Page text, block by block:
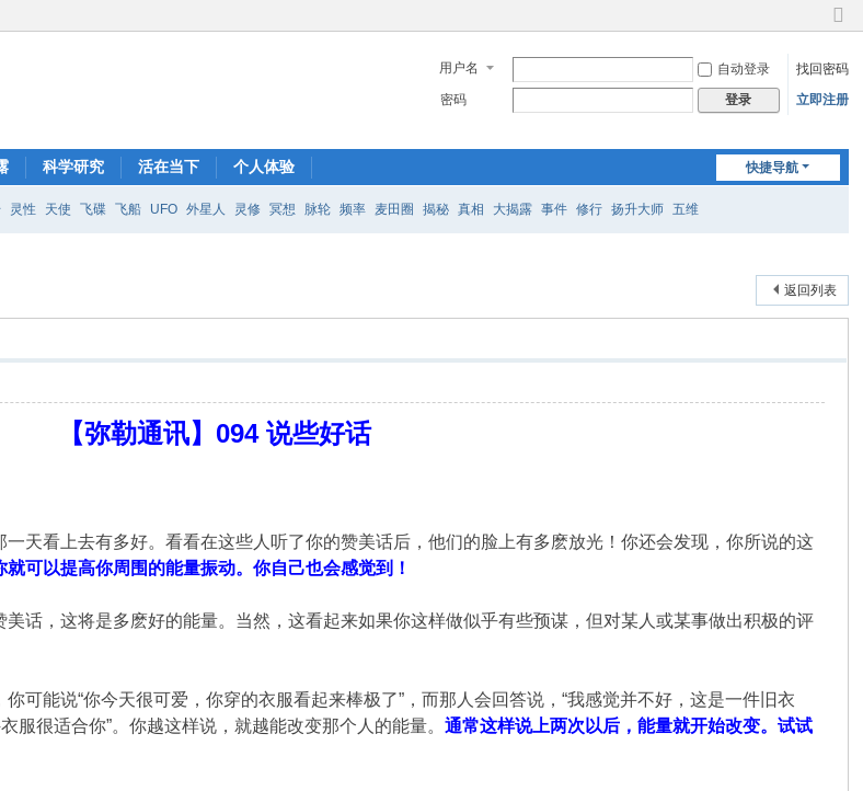
切
到
窄
用户名 自动登录
找回密码
密码
登录 立即注册
快捷导航
科学研究 活在当下 个人体验
灵性 天使 飞碟 飞船 UFO 外星人 灵修 冥想 脉轮 频率 麦田圈 揭秘 真相 大揭露 事件 修行 扬升大师 五维
返回列表
【弥勒通讯】094 说些好话
天看上去有多好。看看在这些人听了你的赞美话后，他们的脸上有多麽放光！你还会发现，你所说的这
就可以提高你周围的能量振动。你自己也会感觉到！
话，这将是多麽好的能量。当然，这看起来如果你这样做似乎有些预谋，但对某人或某事做出积极的评
可能说“你今天很可爱，你穿的衣服看起来棒极了”，而那人会回答说，“我感觉并不好，这是一件旧衣
服很适合你”。你越这样说，就越能改变那个人的能量。通常这样说上两次以后，能量就开始改变。试试